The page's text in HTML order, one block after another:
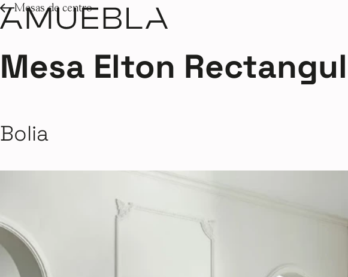
Mesas de centro
Mesa Elton
Bolia